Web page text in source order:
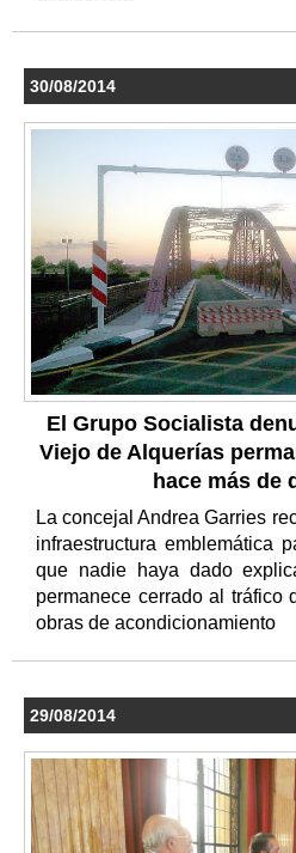
30/08/2014
El Grupo Socialista
Viejo de Alquerías
hace más de
La concejal Andrea Garries
infraestructura emblemática
que nadie haya dado
permanece cerrado al tráfico
obras de acondicionamiento
29/08/2014